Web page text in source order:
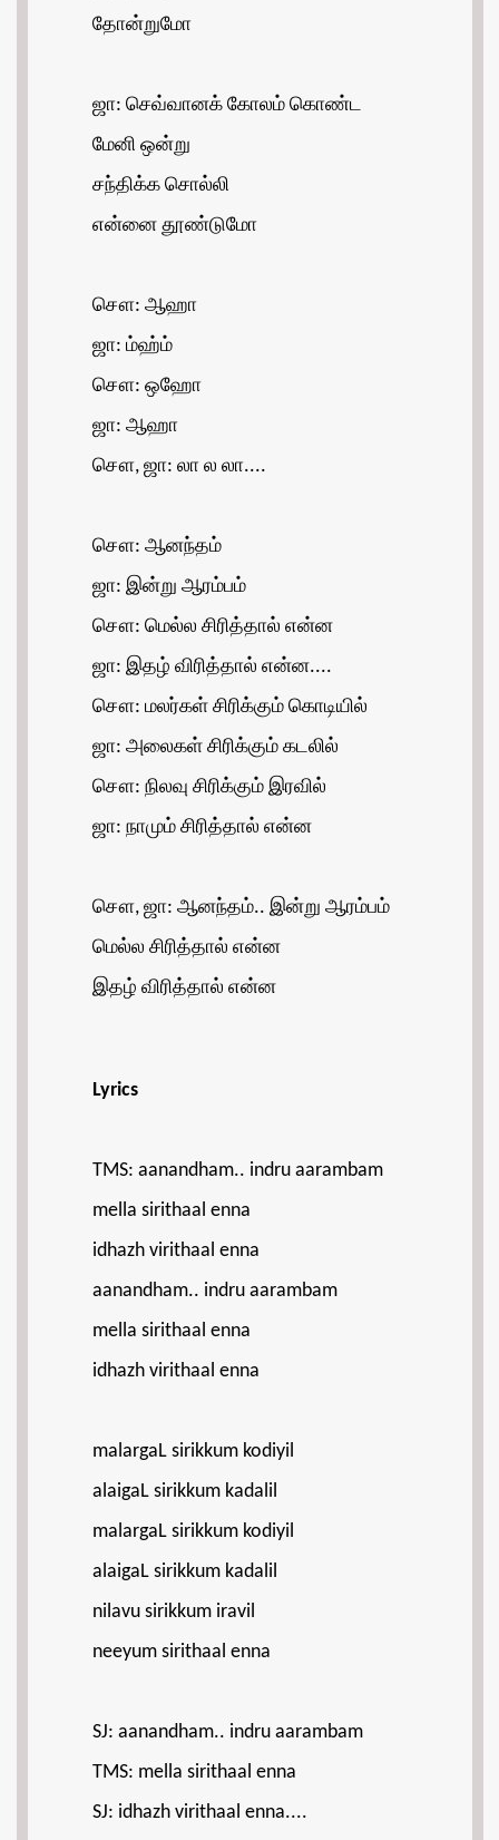
தோன்றுமோ
ஜா: செவ்வானக் கோலம் கொண்ட
மேனி ஒன்று
சந்திக்க சொல்லி
என்னை தூண்டுமோ
சௌ: ஆஹா
ஜா: ம்ஹ்ம்
சௌ: ஒஹோ
ஜா: ஆஹா
சௌ, ஜா: லா ல லா....
சௌ: ஆனந்தம்
ஜா: இன்று ஆரம்பம்
சௌ: மெல்ல சிரித்தால் என்ன
ஜா: இதழ் விரித்தால் என்ன....
சௌ: மலர்கள் சிரிக்கும் கொடியில்
ஜா: அலைகள் சிரிக்கும் கடலில்
சௌ: நிலவு சிரிக்கும் இரவில்
ஜா: நாமும் சிரித்தால் என்ன
சௌ, ஜா: ஆனந்தம்.. இன்று ஆரம்பம்
மெல்ல சிரித்தால் என்ன
இதழ் விரித்தால் என்ன
Lyrics
TMS: aanandham.. indru aarambam
mella sirithaal enna
idhazh virithaal enna
aanandham.. indru aarambam
mella sirithaal enna
idhazh virithaal enna
malargaL sirikkum kodiyil
alaigaL sirikkum kadalil
malargaL sirikkum kodiyil
alaigaL sirikkum kadalil
nilavu sirikkum iravil
neeyum sirithaal enna
SJ: aanandham.. indru aarambam
TMS: mella sirithaal enna
SJ: idhazh virithaal enna....